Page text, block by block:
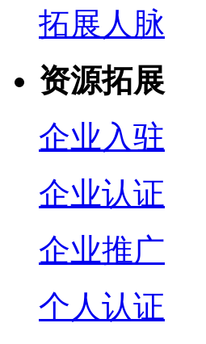
拓展人脉
资源拓展
企业入驻
企业认证
企业推广
个人认证